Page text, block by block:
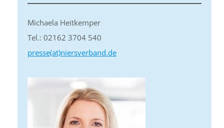
Michaela Heitkemper
Tel.: 02162 3704 540
presse(at)niersverband.de